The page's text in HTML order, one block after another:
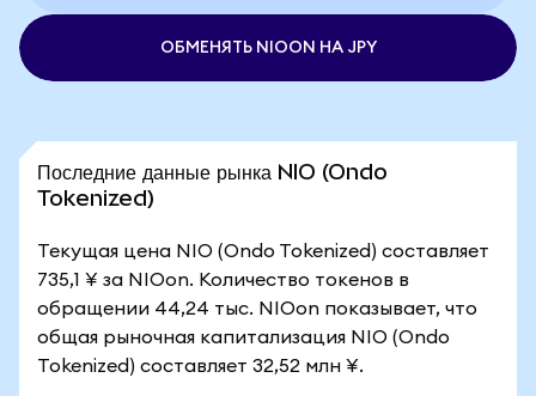
ОБМЕНЯТЬ NIOON НА JPY
Последние данные рынка NIO (Ondo
Tokenized)
Текущая цена NIO (Ondo Tokenized) составляет
735,1 ¥ за NIOon. Количество токенов в
обращении 44,24 тыс. NIOon показывает, что
общая рыночная капитализация NIO (Ondo
Tokenized) составляет 32,52 млн ¥.